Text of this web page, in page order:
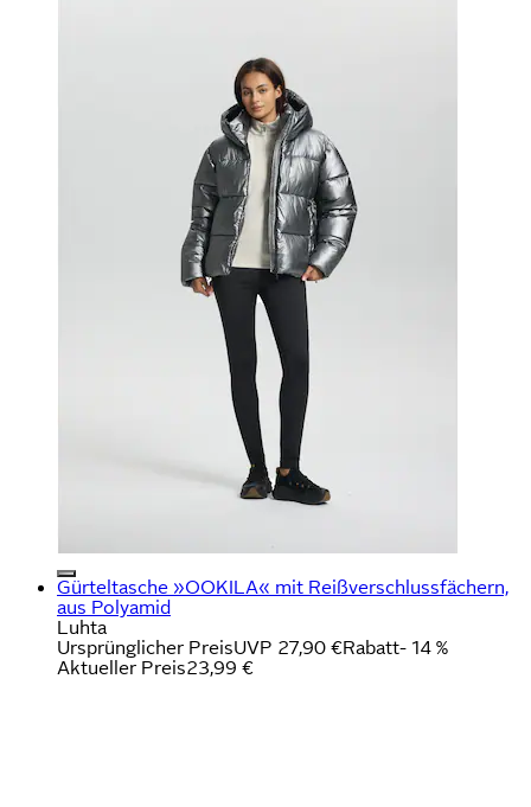
Gürteltasche »OOKILA« mit Reißverschlussfächern,
aus Polyamid
Luhta
Ursprünglicher PreisUVP 27,90 €Rabatt- 14 %
Aktueller Preis23,99 €